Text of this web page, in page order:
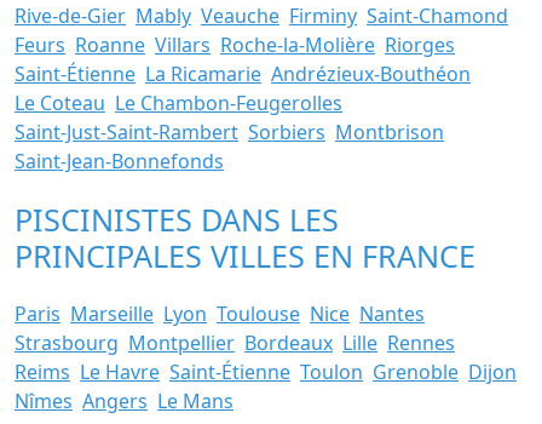
Rive-de-Gier Mably Veauche Firminy Saint-Chamond
Feurs Roanne Villars Roche-la-Molière Riorges
Saint-Étienne La Ricamarie Andrézieux-Bouthéon
Le Coteau Le Chambon-Feugerolles
Saint-Just-Saint-Rambert Sorbiers Montbrison
Saint-Jean-Bonnefonds
PISCINISTES DANS LES
PRINCIPALES VILLES EN FRANCE
Paris Marseille Lyon Toulouse Nice Nantes
Strasbourg Montpellier Bordeaux Lille Rennes
Reims Le Havre Saint-Étienne Toulon Grenoble Dijon
Nîmes Angers Le Mans